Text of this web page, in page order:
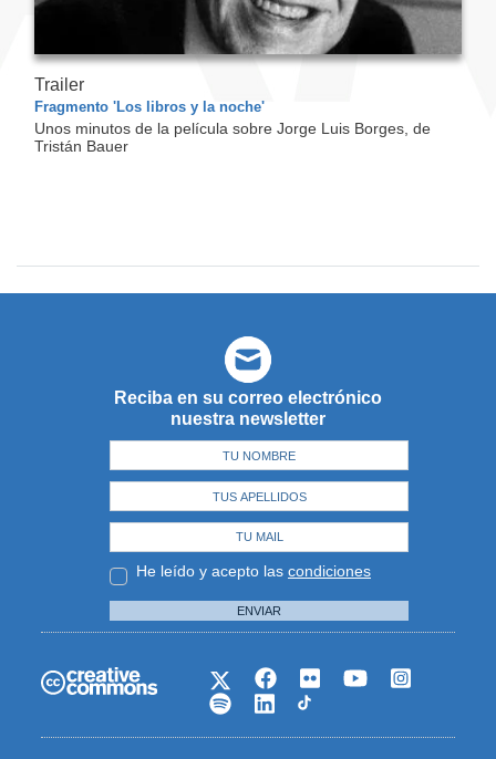
Trailer
Fragmento 'Los libros y la noche'
Unos minutos de la película sobre Jorge Luis Borges, de
Tristán Bauer
Reciba en su correo electrónico
nuestra newsletter
He leído y acepto las condiciones
ENVIAR